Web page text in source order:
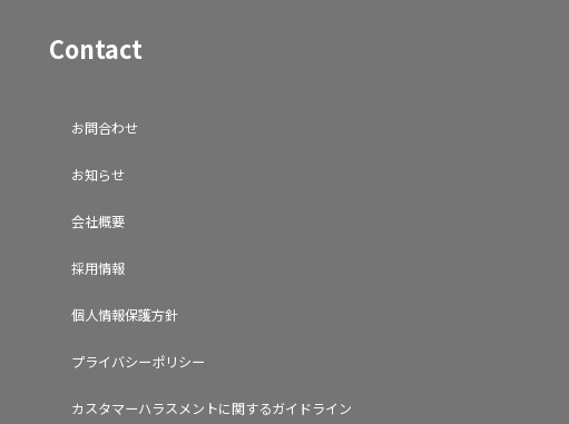
Contact
お問合わせ
お知らせ
会社概要
採用情報
個人情報保護方針
プライバシーポリシー
カスタマーハラスメントに関するガイドライン